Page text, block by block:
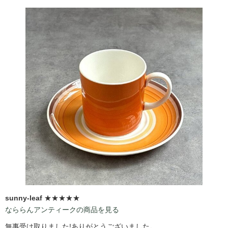
sunny-leaf ★★★★★
なららんアンティークの商品を見る